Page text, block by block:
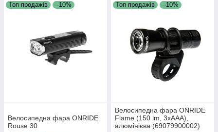
Топ продажів –10%
Велосипедна фара ONRIDE
Rouse 30
Топ продажів –10%
Велосипедна фара ONRIDE
Flame (150 lm, 3xAAA),
алюмінієва (69079900002)